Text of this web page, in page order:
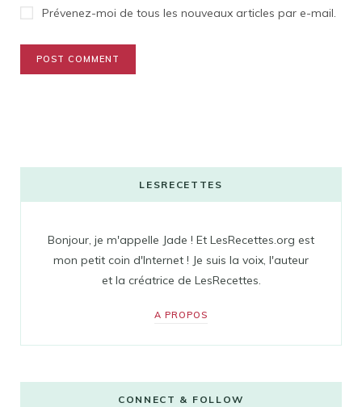
Prévenez-moi de tous les nouveaux articles par e-mail.
LESRECETTES
Bonjour, je m'appelle Jade ! Et LesRecettes.org est
mon petit coin d'Internet ! Je suis la voix, l'auteur
et la créatrice de LesRecettes.
A PROPOS
CONNECT & FOLLOW